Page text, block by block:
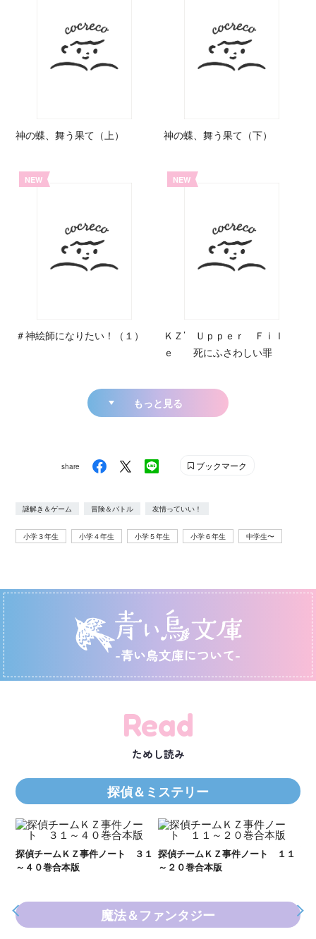
神の蝶、舞う果て（上） 神の蝶、舞う果て（下）
NEW
＃神絵師になりたい！（１）
NEW
ＫＺ’ Ｕｐｐｅｒ Ｆｉｌ
ｅ 死にふさわしい罪
もっと見る
share ブックマーク
謎解き＆ゲーム 冒険＆バトル 友情っていい！
小学３年生 小学４年生 小学５年生 小学６年生 中学生〜
-青い鳥文庫について-
Read
ためし読み
探偵＆ミステリー
探偵チームＫＺ事件ノート ３１
～４０巻合本版
探偵チームＫＺ事件ノート １１
～２０巻合本版
魔法＆ファンタジー